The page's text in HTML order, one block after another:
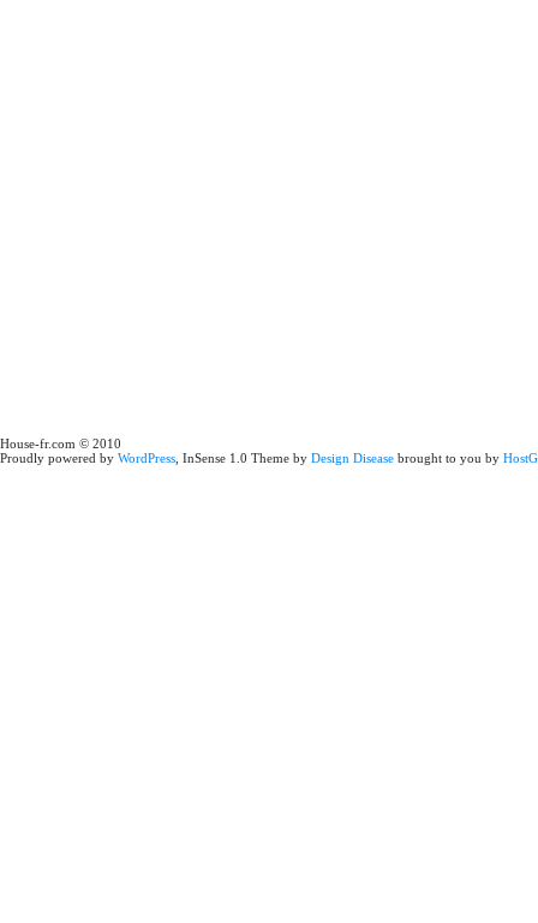
House-fr.com © 2010
Proudly powered by WordPress , InSense 1.0 Theme by Design Disease brought to you by